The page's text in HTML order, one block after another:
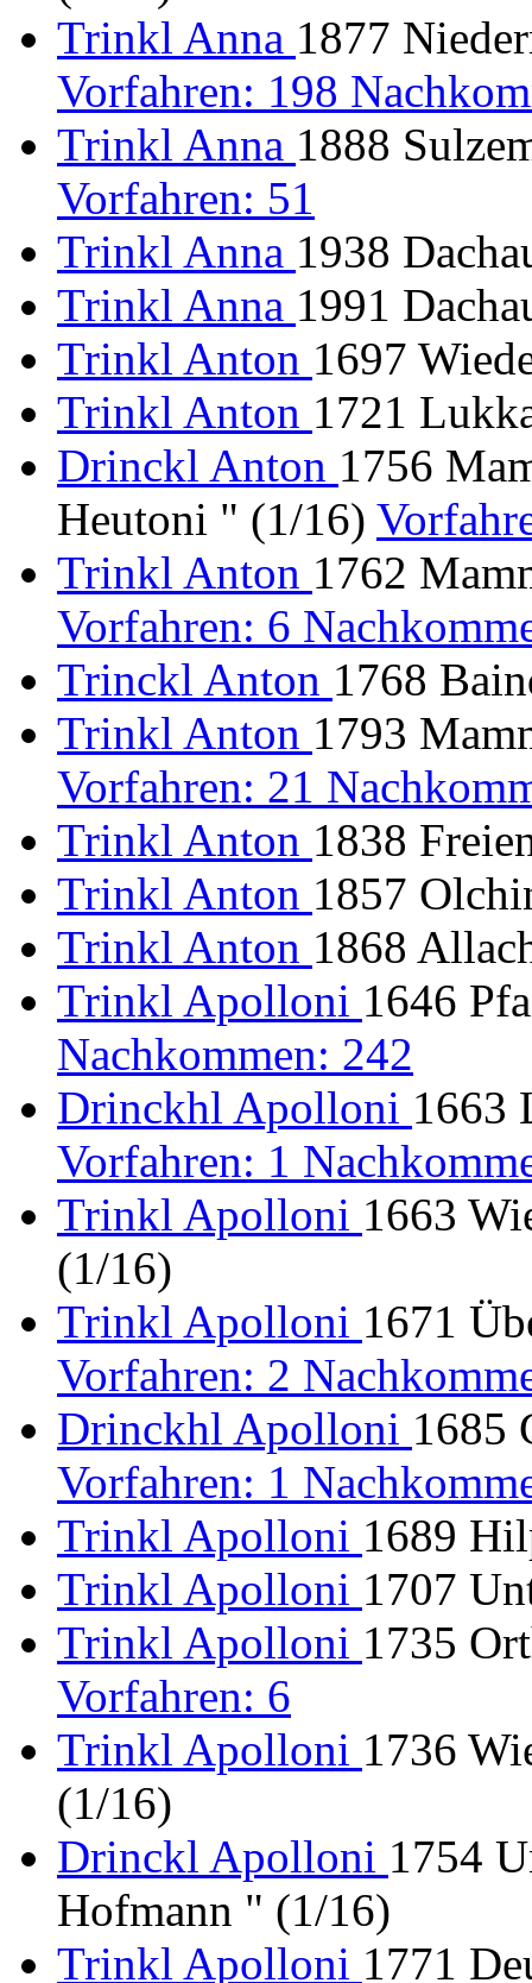
Trinkl Anna 1877
Vorfahren: 198
Trinkl Anna 1888
Vorfahren: 51
Trinkl Anna 1938
Trinkl Anna 1991
Trinkl Anton 1697
Trinkl Anton 1721
Drinckl Anton 1756
Heutoni " (1/16)
Trinkl Anton 1762
Vorfahren: 6
Trinckl Anton 1768
Trinkl Anton 1793
Vorfahren: 21
Trinkl Anton 1838
Trinkl Anton 1857
Trinkl Anton 1868
Trinkl Apolloni 1646
Nachkommen: 242
Drinckhl Apolloni 1663
Vorfahren: 1
Trinkl Apolloni 1663
(1/16)
Trinkl Apolloni 1671
Vorfahren: 2
Drinckhl Apolloni 1685
Vorfahren: 1
Trinkl Apolloni 1689
Trinkl Apolloni 1707
Trinkl Apolloni 1735
Vorfahren: 6
Trinkl Apolloni 1736
(1/16)
Drinckl Apolloni 1754
Hofmann " (1/16)
Trinkl Apolloni 1771